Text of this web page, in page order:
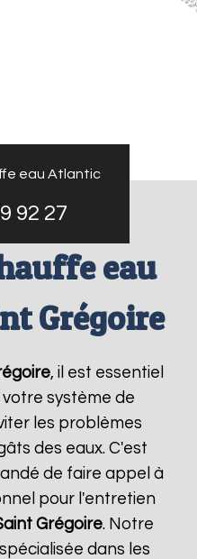
eau Atlantic
92 27
eau
Grégoire
, il est essentiel
système de
les problèmes
des eaux. C'est
de faire appel à
pour l'entretien
Grégoire. Notre
dans les